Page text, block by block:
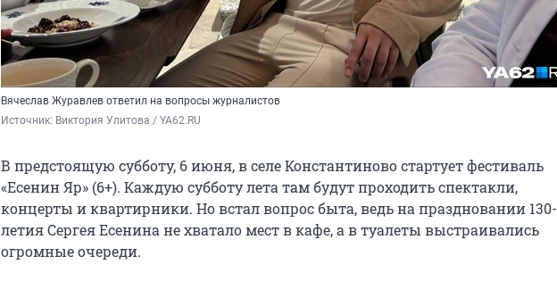
Вячеслав Журавлев ответил на вопросы журналистов
Источник: Виктория Улитова / YA62.RU
В предстоящую субботу, 6 июня, в селе Константиново стартует фестиваль
«Есенин Яр» (6+). Каждую субботу лета там будут проходить спектакли,
концерты и квартирники. Но встал вопрос быта, ведь на праздновании 130-
летия Сергея Есенина не хватало мест в кафе, а в туалеты выстраивались
огромные очереди.